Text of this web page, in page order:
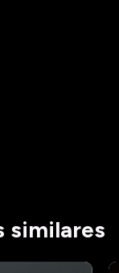
similares